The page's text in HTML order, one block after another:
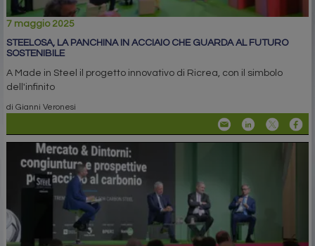
7 maggio 2025
STEELOSA, LA PANCHINA IN ACCIAIO CHE GUARDA AL FUTURO
SOSTENIBILE
A Made in Steel il progetto innovativo di Ricrea, con il simbolo
dell'infinito
di Gianni Veronesi